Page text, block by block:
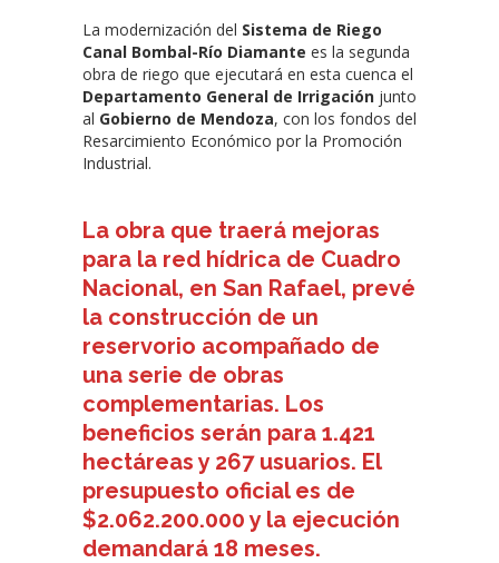
La modernización del Sistema de Riego
Canal Bombal-Río Diamante es la segunda
obra de riego que ejecutará en esta cuenca el
Departamento General de Irrigación junto
al Gobierno de Mendoza, con los fondos del
Resarcimiento Económico por la Promoción
Industrial.
La obra que traerá mejoras
para la red hídrica de Cuadro
Nacional, en San Rafael, prevé
la construcción de un
reservorio acompañado de
una serie de obras
complementarias. Los
beneficios serán para 1.421
hectáreas y 267 usuarios. El
presupuesto oficial es de
$2.062.200.000 y la ejecución
demandará 18 meses.